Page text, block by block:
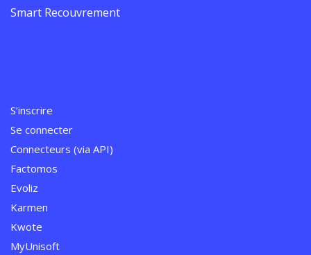
Smart Recouvrement
S’inscrire
Se connecter
Connecteurs (via API)
Factomos
Evoliz
Karmen
Kwote
MyUnisoft